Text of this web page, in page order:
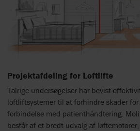
Projektafdeling for Loftlifte
Talrige undersøgelser har bevist
loftliftsystemer til at forhindre skader
forbindelse med patienthåndtering.
består af et bredt udvalg af